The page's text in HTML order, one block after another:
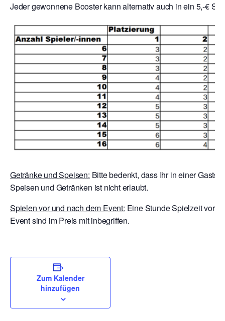
Jeder gewonnene Booster kann alternativ auch in ein 5,-€
Getränke und Speisen: Bitte bedenkt, dass Ihr in einer
Speisen und Getränken ist nicht erlaubt.
Spielen vor und nach dem Event: Eine Stunde Spielzeit vor
Event sind im Preis mit inbegriffen.
Zum Kalender
hinzufügen